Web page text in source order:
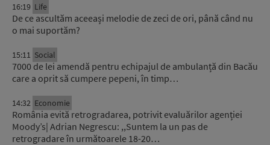
16:19 Life
De ce ascultăm aceeași melodie de zeci de ori, până când nu
o mai suportăm?
15:11 Social
7000 de lei amendă pentru echipajul de ambulanță din Bacău
care a oprit să cumpere pepeni, în timp…
14:32 Economie
România evită retrogradarea, potrivit evaluărilor agenției
Moody’s| Adrian Negrescu: ,,Suntem la un pas de
retrogradare în următoarele 18-20…